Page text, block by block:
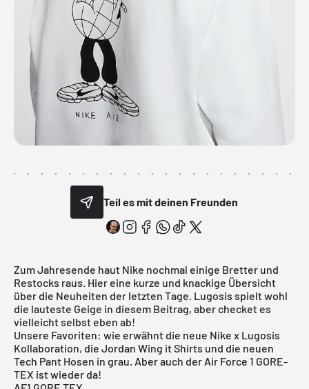
Teil es mit deinen Freunden
Zum Jahresende haut Nike nochmal einige Bretter und
Restocks raus. Hier eine kurze und knackige Übersicht
über die Neuheiten der letzten Tage. Lugosis spielt wohl
die lauteste Geige in diesem Beitrag, aber checket es
vielleicht selbst eben ab!
Unsere Favoriten: wie erwähnt die neue Nike x Lugosis
Kollaboration, die Jordan Wing it Shirts und die neuen
Tech Pant Hosen in grau. Aber auch der Air Force 1 GORE-
TEX ist wieder da!